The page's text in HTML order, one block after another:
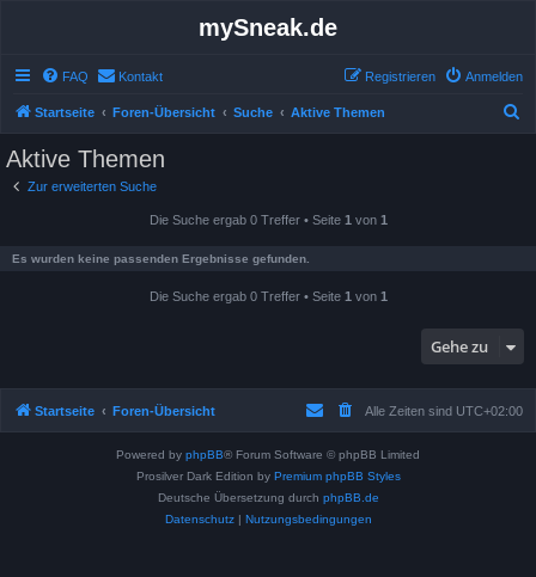
mySneak.de
FAQ Kontakt Anmelden
Registrieren
Startseite Foren-Übersicht Suche Aktive Themen
Aktive Themen
Zur erweiterten Suche
Die Suche ergab 0 Treffer • Seite 1 von 1
Es wurden keine passenden Ergebnisse gefunden.
Die Suche ergab 0 Treffer • Seite 1 von 1
Gehe zu
Startseite Foren-Übersicht Alle Zeiten sind UTC+02:00
Powered by phpBB® Forum Software © phpBB Limited
Prosilver Dark Edition by Premium phpBB Styles
Deutsche Übersetzung durch phpBB.de
Datenschutz| Nutzungsbedingungen